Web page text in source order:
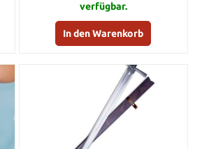
verfügbar.
In den Warenkorb